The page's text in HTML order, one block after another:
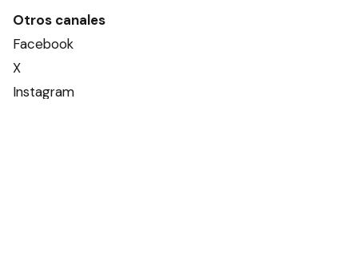
Otros canales
Facebook
X
Instagram